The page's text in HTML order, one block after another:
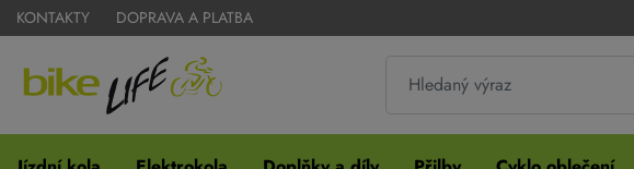
KONTAKTY DOPRAVA A PLATBA